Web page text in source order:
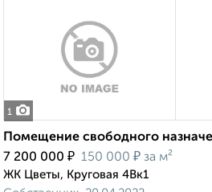
1
Помещение свободного
7 200 000 ₽ 150 000 ₽ за м²
ЖК Цветы, Круговая 4Вк1